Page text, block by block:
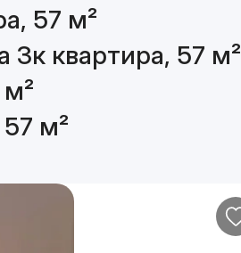
57 м²
3к квартира, 57 м²
м²